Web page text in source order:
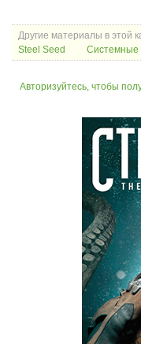
Другие материалы в этой
Steel Seed
Системные
Авторизуйтесь, чтобы